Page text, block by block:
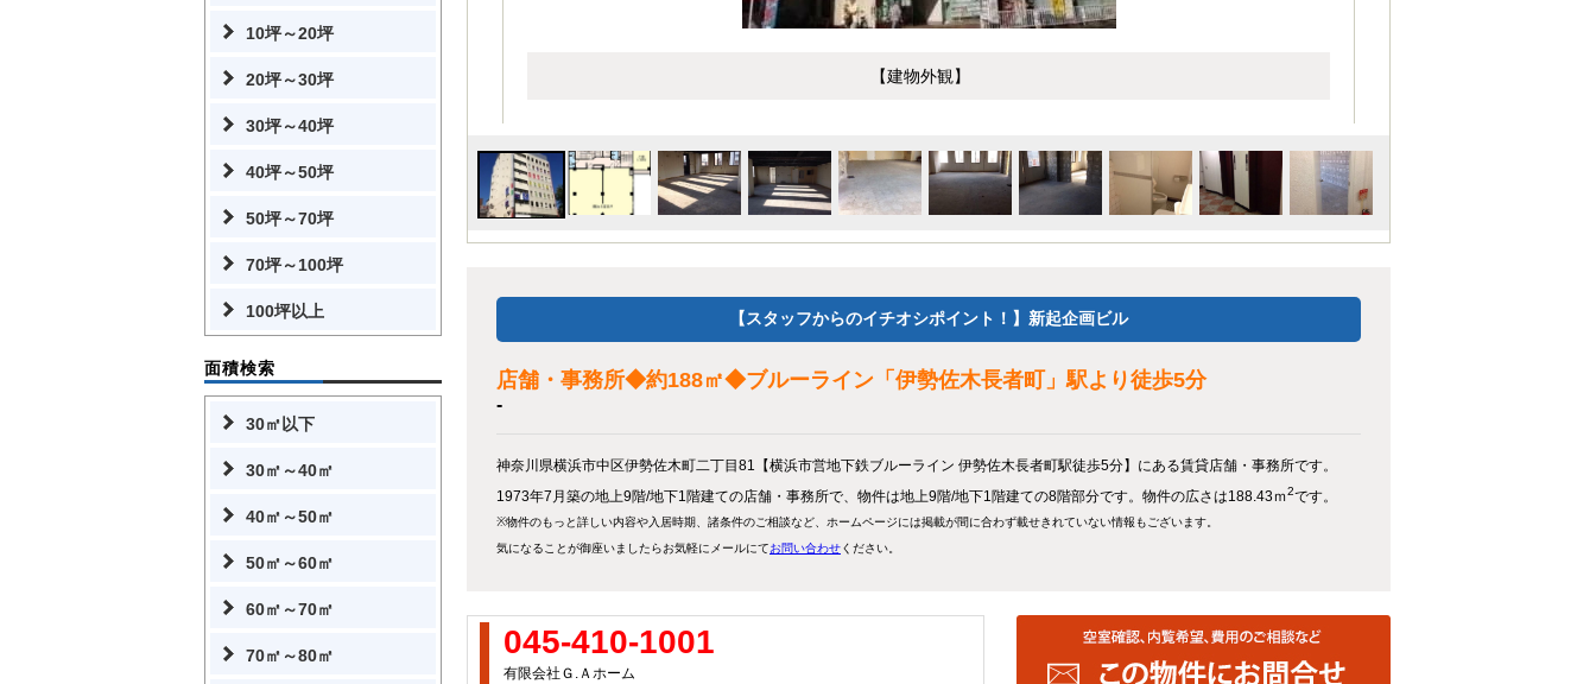
【建物外観】
【スタッフからのイチオシポイント！】新起企画ビル
店舗・事務所◆約188㎡◆ブルーライン「伊勢佐木長者町」駅より徒歩5分
-
神奈川県横浜市中区伊勢佐木町二丁目81【横浜市営地下鉄ブルーライン 伊勢佐木長者町駅徒歩5分】にある賃貸店舗・事務所です。
1973年7月築の地上9階/地下1階建ての店舗・事務所で、物件は地上9階/地下1階建ての8階部分です。物件の広さは188.43ｍ2です。
※物件のもっと詳しい内容や入居時期、諸条件のご相談など、ホームページには掲載が間に合わず載せきれていない情報もございます。
気になることが御座いましたらお気軽にメールにてお問い合わせください。
045-410-1001
有限会社Ｇ.Ａホーム
10坪～20坪
20坪～30坪
30坪～40坪
40坪～50坪
50坪～70坪
70坪～100坪
100坪以上
面積検索
30㎡以下
30㎡～40㎡
40㎡～50㎡
50㎡～60㎡
60㎡～70㎡
70㎡～80㎡